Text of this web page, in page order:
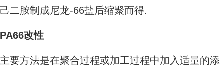
己二胺制成尼龙-66盐后缩聚而得.
PA66改性
主要方法是在聚合过程或加工过程中加入适量的添